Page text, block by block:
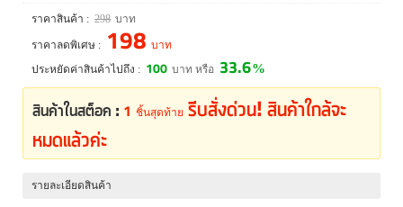
ราคาสินค้า : 298 บาท
ราคาลดพิเศษ : 198 บาท
ประหยัดค่าสินค้าไปถึง : 100 บาท หรือ 33.6%
สินค้าในสต็อค : 1 ชิ้นสุดท้าย รีบสั่งด่วน! สินค้าใกล้จะ
หมดแล้วค่ะ
รายละเอียดสินค้า